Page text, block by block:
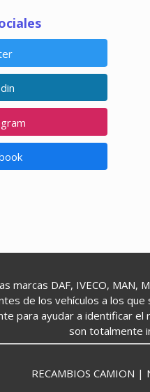
marcas DAF, IVECO, MAN,
de los vehículos a los
para ayudar a identificar
son totalmente
RECAMBIOS CAMION